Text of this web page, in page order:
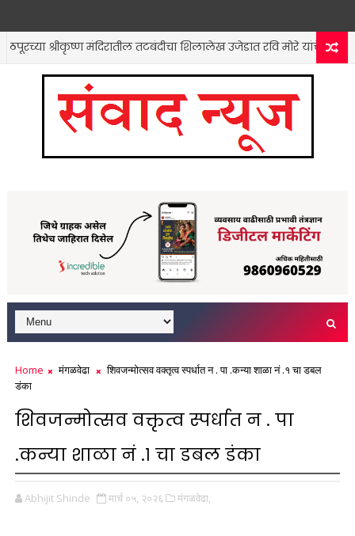
श्रीकृष्ण मंदिरातील तटबंदीचा शिलालेख उजेडात रवि मोरे यांचे संशोधन.
Home मंगळवेढा
शिवजन्मोत्सव वक्तृत्व स्पर्धात न . पा .कन्या शाळा नं .१ चा डबल
डंका
शिवजन्मोत्सव वक्तृत्व स्पर्धात न . पा
.कन्या शाळा नं .१ चा डबल डंका
Abhijit Shinde मार्च ०५, २०२६ मंगळवेढा,